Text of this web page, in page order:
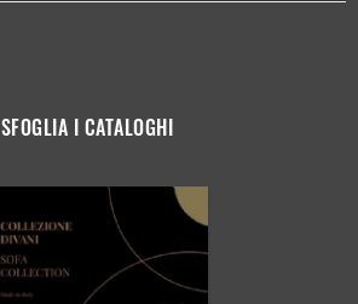
SFOGLIA I CATALOGHI